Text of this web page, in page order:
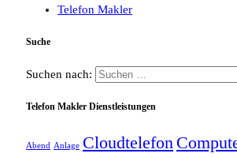
Telefon Makler
Suche
Suchen nach:
Telefon Makler Dienstleistungen
Abend Anlage Cloudtelefon